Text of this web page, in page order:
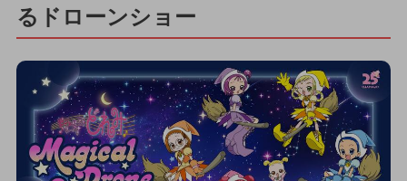
るドローンショー